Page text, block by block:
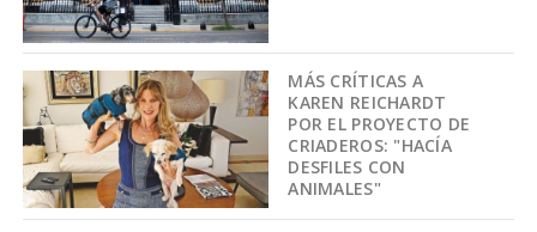
MÁS CRÍTICAS A
KAREN REICHARDT
POR EL PROYECTO DE
CRIADEROS: "HACÍA
DESFILES CON
ANIMALES"